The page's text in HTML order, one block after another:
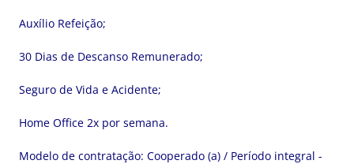
Auxílio Refeição;
30 Dias de Descanso Remunerado;
Seguro de Vida e Acidente;
Home Office 2x por semana.
Modelo de contratação: Cooperado (a) / Período integral -